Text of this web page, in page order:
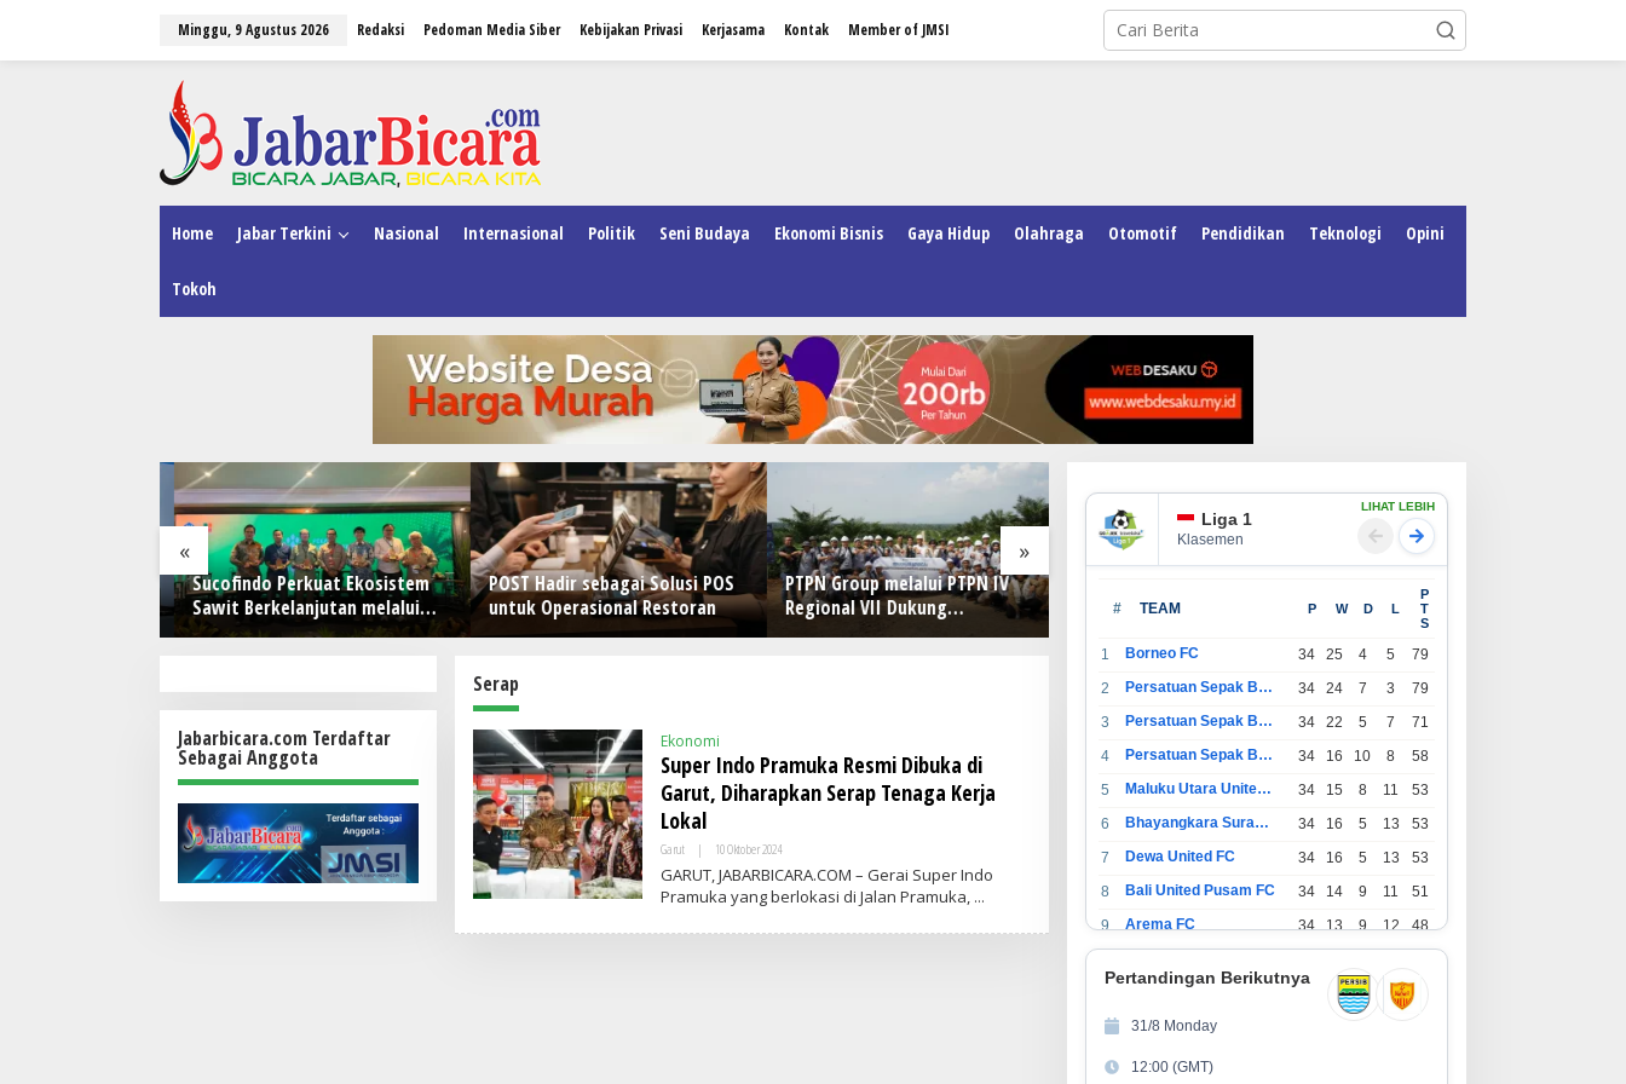
Minggu, 9 Agustus 2026 Redaksi Pedoman Media Siber Kebijakan Privasi Kerjasama Kontak Member of JMSI
Home Jabar Terkini Nasional Internasional Politik Seni Budaya Ekonomi Bisnis Gaya Hidup Olahraga Otomotif Pendidikan Teknologi Opini
Tokoh
« »
Sucofindo Perkuat Ekosistem
Sawit Berkelanjutan melalui
Circular Economy
POST Hadir sebagai Solusi POS
untuk Operasional Restoran
PTPN Group melalui PTPN IV
Regional VII Dukung
Peningkatan Kompetensi
Berlangsung Saat Malam, Tim
PT Arafura Surya Alam Dukung
Kesehatan Masyarakat Lewat
Khitanan Massal di Kotabunan
Jabarbicara.com Terdaftar
Sebagai Anggota
Serap
Ekonomi
Super Indo Pramuka Resmi Dibuka di
Garut, Diharapkan Serap Tenaga Kerja
Lokal
Garut | 10 Oktober 2024O
L
E
H
D
GARUT, JABARBICARA.COM – Gerai Super Indo
Pramuka yang berlokasi di Jalan Pramuka,
Liga 1
Klasemen
LIHAT LEBIH
# TEAM P W D L
P
T
S
1 Borneo FC 34 25 4 5
79
2
Persatuan Sepak Bola Indonesia Bandung 34 24 7 3
79
3
Persatuan Sepak Bola Indonesia Jakarta 34 22 5 7
71
4
Persatuan Sepak Bola Surabaya 34 16 10 8
58
5
Maluku Utara United FC 34 15 8 11
53
6
Bhayangkara Surabaya United 34 16 5 13
53
7
Dewa United FC 34 16 5 13
53
8
Bali United Pusam FC 34 14 9 11
51
9
Arema FC 34 13 9 12
48
0
1
11 12 11
2
Pertandingan Berikutnya
31/8 Monday
12:00 (GMT)